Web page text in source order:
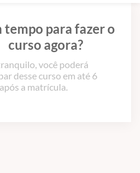
tempo para fazer o
curso agora?
você poderá
desse curso em até 6
a matrícula.